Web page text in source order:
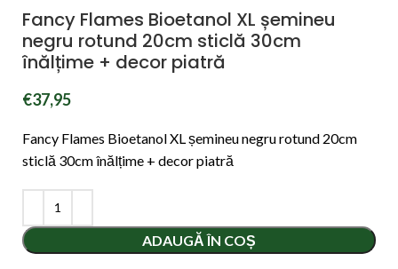
Fancy Flames Bioetanol XL șemineu
negru rotund 20cm sticlă 30cm
înălțime + decor piatră
€37,95
Fancy Flames Bioetanol XL șemineu negru rotund 20cm
sticlă 30cm înălțime + decor piatră
ADAUGĂ ÎN COȘ